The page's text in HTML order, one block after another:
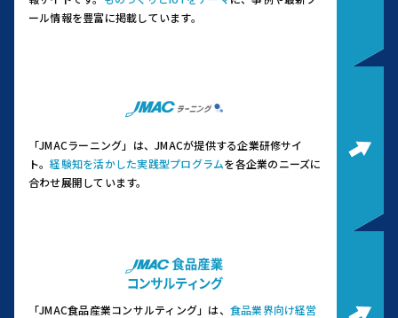
ール情報を豊富に掲載しています。
「JMACラーニング」は、JMACが提供する企業研修サイ
ト。経験知を活かした実践型プログラムを各企業のニーズに
合わせ展開しています。
「JMAC食品産業コンサルティング」は、 食品業界向け経営